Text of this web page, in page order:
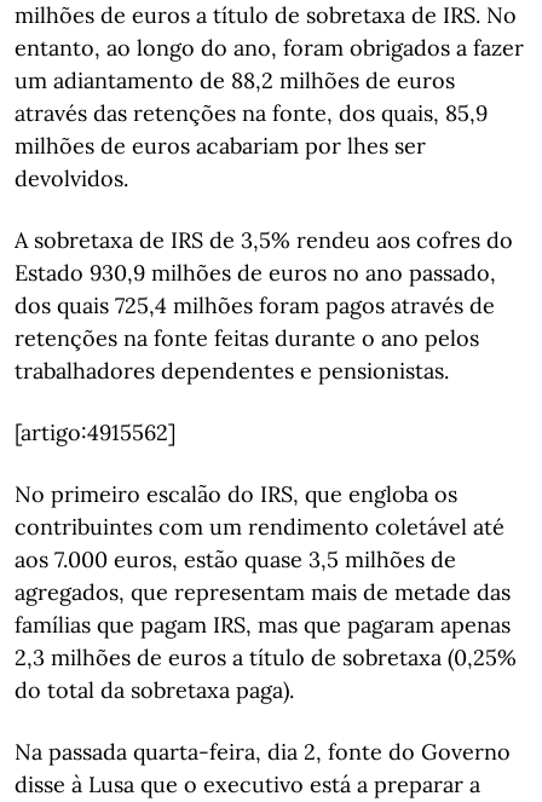
milhões de euros a título de sobretaxa de IRS. No
entanto, ao longo do ano, foram obrigados a fazer
um adiantamento de 88,2 milhões de euros
através das retenções na fonte, dos quais, 85,9
milhões de euros acabariam por lhes ser
devolvidos.
A sobretaxa de IRS de 3,5% rendeu aos cofres do
Estado 930,9 milhões de euros no ano passado,
dos quais 725,4 milhões foram pagos através de
retenções na fonte feitas durante o ano pelos
trabalhadores dependentes e pensionistas.
[artigo:4915562]
No primeiro escalão do IRS, que engloba os
contribuintes com um rendimento coletável até
aos 7.000 euros, estão quase 3,5 milhões de
agregados, que representam mais de metade das
famílias que pagam IRS, mas que pagaram apenas
2,3 milhões de euros a título de sobretaxa (0,25%
do total da sobretaxa paga).
Na passada quarta-feira, dia 2, fonte do Governo
disse à Lusa que o executivo está a preparar a